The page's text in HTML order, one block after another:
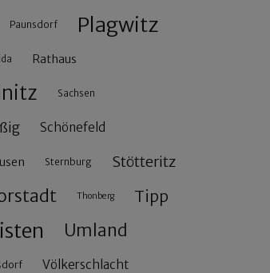
Paunsdorf Plagwitz
Rathaus
Sachsen
Schönefeld
Sternburg Stötteritz
Thonberg Tipp
Umland
Völkerschlacht